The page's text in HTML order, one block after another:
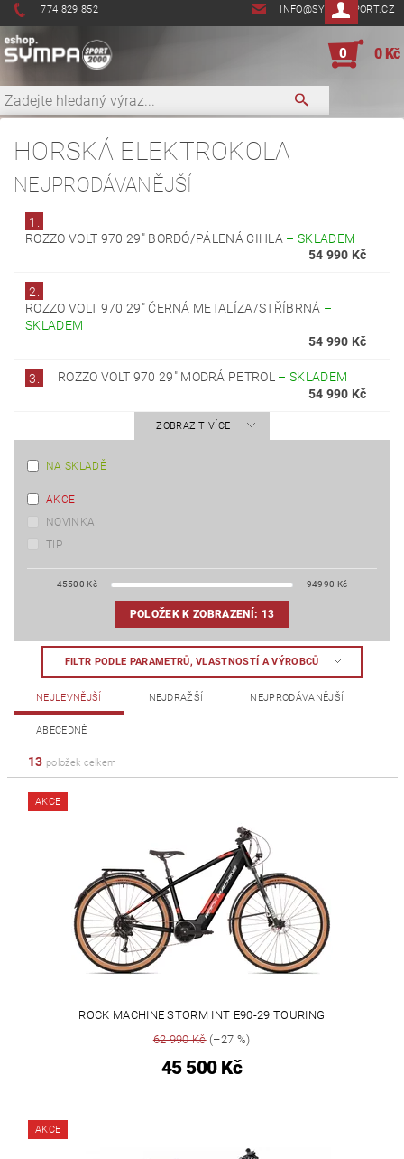
774 829 852 INFO@SYMPASPORT.CZ
0 0 Kč
HORSKÁ ELEKTROKOLA
NEJPRODÁVANĚJŠÍ
1.
ROZZO VOLT 970 29" BORDÓ/PÁLENÁ CIHLA – SKLADEM
54 990 Kč
2.
ROZZO VOLT 970 29" ČERNÁ METALÍZA/STŘÍBRNÁ –
SKLADEM
54 990 Kč
3. ROZZO VOLT 970 29" MODRÁ PETROL –SKLADEM
54 990 Kč
ZOBRAZIT VÍCE
NA SKLADĚ
AKCE
NOVINKA
TIP
45500 Kč 94990 Kč
POLOŽEK K ZOBRAZENÍ: 13
FILTR PODLE PARAMETRŮ, VLASTNOSTÍ A VÝROBCŮ
NEJLEVNĚJŠÍ NEJDRAŽŠÍ NEJPRODÁVANĚJŠÍ
ABECEDNĚ
13 položek celkem
AKCE
ROCK MACHINE STORM INT E90-29 TOURING
62 990 Kč(–27 %)
45 500 Kč
AKCE